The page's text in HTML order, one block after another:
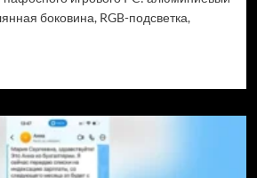
боковина, RGB-подсветка,